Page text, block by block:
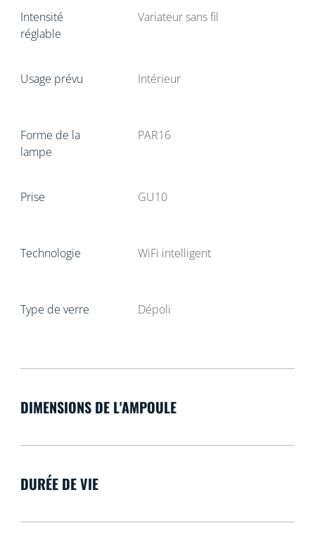
Intensité
réglable
Variateur sans fil
Usage prévu Intérieur
Forme de la
lampe
PAR16
Prise GU10
Technologie WiFi intelligent
Type de verre Dépoli
DIMENSIONS DE L'AMPOULE
DURÉE DE VIE